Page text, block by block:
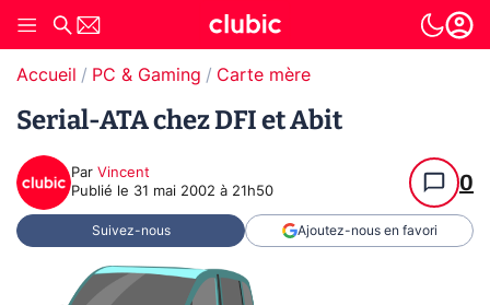
Accueil PC & Gaming Carte mère
Serial-ATA chez DFI et Abit
Par Vincent
Publié le 31 mai 2002 à 21h50 0
Suivez-nous Ajoutez-nous en favori